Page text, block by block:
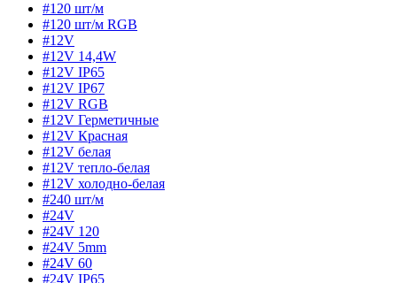
#120 шт/м
#120 шт/м RGB
#12V
#12V 14,4W
#12V IP65
#12V IP67
#12V RGB
#12V Герметичные
#12V Красная
#12V белая
#12V тепло-белая
#12V холодно-белая
#240 шт/м
#24V
#24V 120
#24V 5mm
#24V 60
#24V IP65